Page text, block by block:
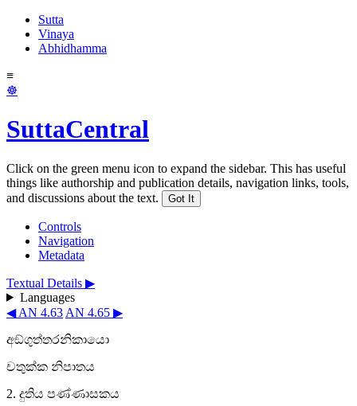
Sutta
Vinaya
Abhidhamma
≡
☸
SuttaCentral
Click on the green menu icon to expand the sidebar. This has useful
things like authorship and publication details, navigation links, tools,
and discussions about the text.
Got It
Controls
Navigation
Metadata
Textual Details ▶
Languages
◀ AN 4.63 AN 4.65 ▶
අඞ්ගුත්තරනිකායො
චතුක්ක නිපාතය
2. දුතිය පණ්ණාසකය